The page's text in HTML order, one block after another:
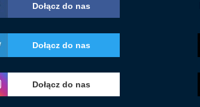
Dołącz do nas
Dołącz do nas
Dołącz do nas